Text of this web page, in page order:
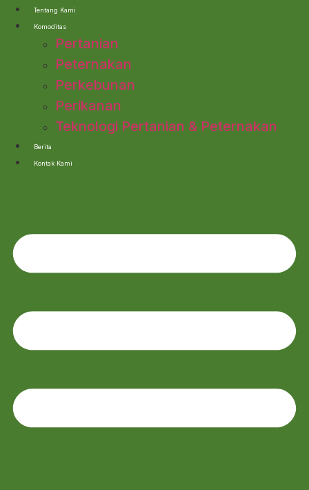
LewatiTentang Kami
Komoditas
Pertanian
Peternakan
Perkebunan
Perikanan
Teknologi Pertanian & Peternakan
Berita
Kontak Kami